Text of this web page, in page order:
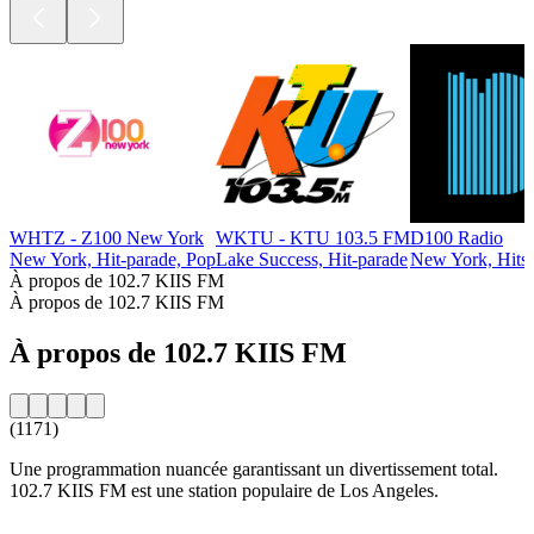
WHTZ - Z100 New York
New York, Hit-parade, Pop
WKTU - KTU 103.5 FM
Lake Success, Hit-parade
D100 Radio
New York,
À propos de 102.7 KIIS FM
À propos de 102.7 KIIS FM
À propos de 102.7 KIIS FM
(1171)
Une programmation nuancée garantissant un divertissement total.
102.7 KIIS FM est une station populaire de Los Angeles.